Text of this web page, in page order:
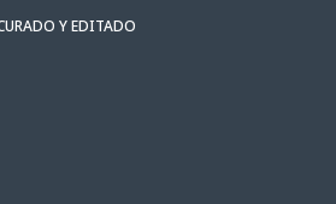
Y EDITADO